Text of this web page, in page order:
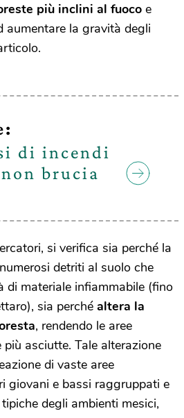
più inclini al fuoco e
aumentare la gravità degli
di incendi
brucia
si verifica sia perché la
detriti al suolo che
di materiale infiammabile (fino
sia perché altera la
, rendendo le aree
asciutte. Tale alterazione
di vaste aree
giovani e bassi raggruppati e
degli ambienti mesici,